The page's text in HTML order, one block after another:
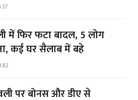
में फिर फटा बादल, 5 लोग
कई घर सैलाब में बहे
पर बोनस और डीए से